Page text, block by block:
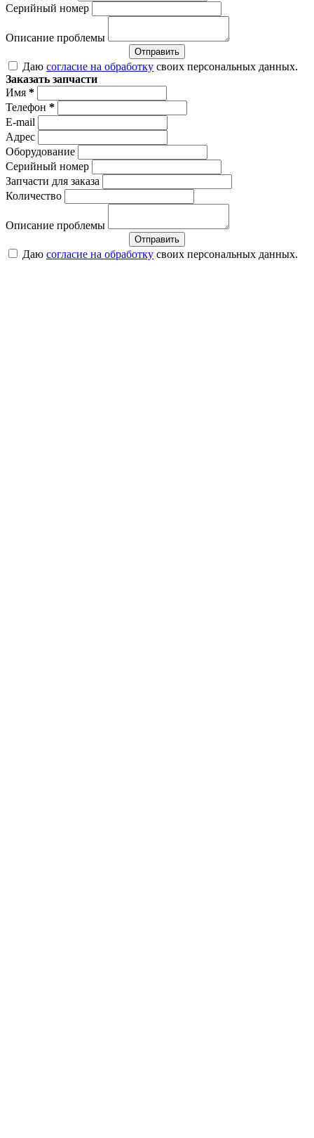
Серийный номер
Описание проблемы
Отправить
Даю согласие на обработку своих персональных данных.
Заказать запчасти
Имя *
Телефон *
E-mail
Адрес
Оборудование
Серийный номер
Запчасти для заказа
Количество
Описание проблемы
Отправить
Даю согласие на обработку своих персональных данных.